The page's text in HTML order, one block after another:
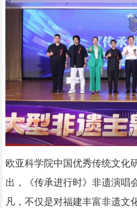
欧亚科学院中国优秀传统文化
出，《传承进行时》非遗演唱
凡，不仅是对福建丰富非遗文